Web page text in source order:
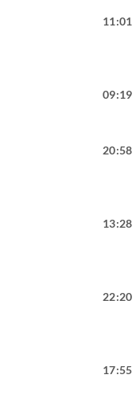
11:01
09:19
20:58
13:28
22:20
17:55